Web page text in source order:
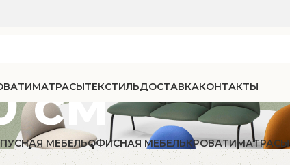
МАТРАСЫТЕКСТИЛЬДОСТАВКАКОНТАКТЫ
см
МЕБЕЛЬОФИСНАЯ МЕБЕЛЬКРОВАТИМАТРАСЫ